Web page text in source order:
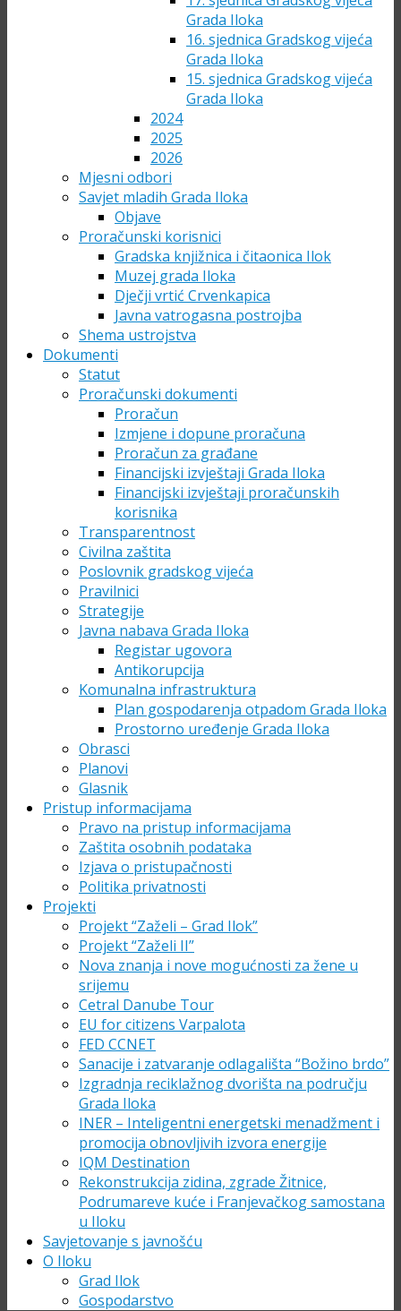
Grada Iloka
16. sjednica Gradskog vijeća
Grada Iloka
15. sjednica Gradskog vijeća
Grada Iloka
2024
2025
2026
Mjesni odbori
Savjet mladih Grada Iloka
Objave
Proračunski korisnici
Gradska knjižnica i čitaonica Ilok
Muzej grada Iloka
Dječji vrtić Crvenkapica
Javna vatrogasna postrojba
Shema ustrojstva
Dokumenti
Statut
Proračunski dokumenti
Proračun
Izmjene i dopune proračuna
Proračun za građane
Financijski izvještaji Grada Iloka
Financijski izvještaji proračunskih
korisnika
Transparentnost
Civilna zaštita
Poslovnik gradskog vijeća
Pravilnici
Strategije
Javna nabava Grada Iloka
Registar ugovora
Antikorupcija
Komunalna infrastruktura
Plan gospodarenja otpadom Grada Iloka
Prostorno uređenje Grada Iloka
Obrasci
Planovi
Glasnik
Pristup informacijama
Pravo na pristup informacijama
Zaštita osobnih podataka
Izjava o pristupačnosti
Politika privatnosti
Projekti
Projekt “Zaželi – Grad Ilok”
Projekt “Zaželi II”
Nova znanja i nove mogućnosti za žene u
srijemu
Cetral Danube Tour
EU for citizens Varpalota
FED CCNET
Sanacije i zatvaranje odlagališta “Božino brdo”
Izgradnja reciklažnog dvorišta na području
Grada Iloka
INER – Inteligentni energetski menadžment i
promocija obnovljivih izvora energije
IQM Destination
Rekonstrukcija zidina, zgrade Žitnice,
Podrumareve kuće i Franjevačkog samostana
u Iloku
Savjetovanje s javnošću
O Iloku
Grad Ilok
Gospodarstvo